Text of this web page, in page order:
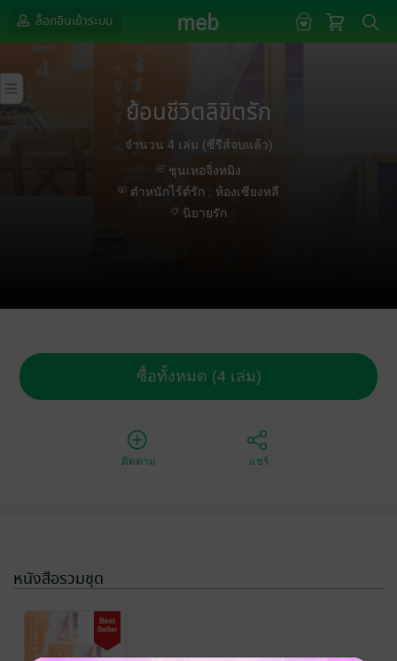
ล็อกอินเข้าระบบ
ย้อนชีวิตลิขิตรัก
จำนวน 4 เล่ม (ซีรีส์จบแล้ว)
ชุนเหอจิ่งหมิง
ตำหนักไร้ต์รัก : ห้องเซียงหลี
นิยายรัก
ซื้อทั้งหมด (4 เล่ม)
ติดตาม แชร์
หนังสือรวมชุด